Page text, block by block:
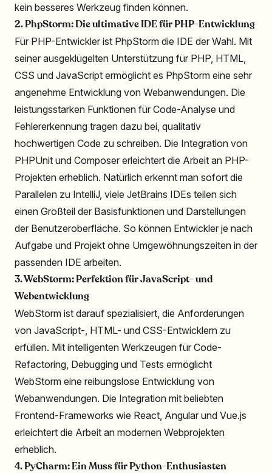
kein besseres Werkzeug finden können.
2. PhpStorm: Die ultimative IDE für PHP-Entwicklung
Für PHP-Entwickler ist PhpStorm die IDE der Wahl. Mit
seiner ausgeklügelten Unterstützung für PHP, HTML,
CSS und JavaScript ermöglicht es PhpStorm eine sehr
angenehme Entwicklung von Webanwendungen. Die
leistungsstarken Funktionen für Code-Analyse und
Fehlererkennung tragen dazu bei, qualitativ
hochwertigen Code zu schreiben. Die Integration von
PHPUnit und Composer erleichtert die Arbeit an PHP-
Projekten erheblich. Natürlich erkennt man sofort die
Parallelen zu IntelliJ, viele JetBrains IDEs teilen sich
einen Großteil der Basisfunktionen und Darstellungen
der Benutzeroberfläche. So können Entwickler je nach
Aufgabe und Projekt ohne Umgewöhnungszeiten in der
passenden IDE arbeiten.
3. WebStorm: Perfektion für JavaScript- und
Webentwicklung
WebStorm ist darauf spezialisiert, die Anforderungen
von JavaScript-, HTML- und CSS-Entwicklern zu
erfüllen. Mit intelligenten Werkzeugen für Code-
Refactoring, Debugging und Tests ermöglicht
WebStorm eine reibungslose Entwicklung von
Webanwendungen. Die Integration mit beliebten
Frontend-Frameworks wie React, Angular und Vue.js
erleichtert die Arbeit an modernen Webprojekten
erheblich.
4. PyCharm: Ein Muss für Python-Enthusiasten